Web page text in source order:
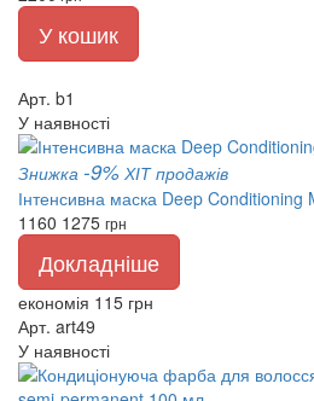
У кошик
Арт. b1
У наявності
Знижка -9% ХІТ продажів
Інтенсивна маска Deep
1160 1275 грн
Докладніше
економія 115 грн
Арт. art49
У наявності